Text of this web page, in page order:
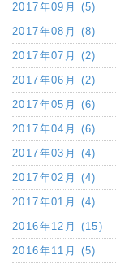
2017年09月 (5)
2017年08月 (8)
2017年07月 (2)
2017年06月 (2)
2017年05月 (6)
2017年04月 (6)
2017年03月 (4)
2017年02月 (4)
2017年01月 (4)
2016年12月 (15)
2016年11月 (5)